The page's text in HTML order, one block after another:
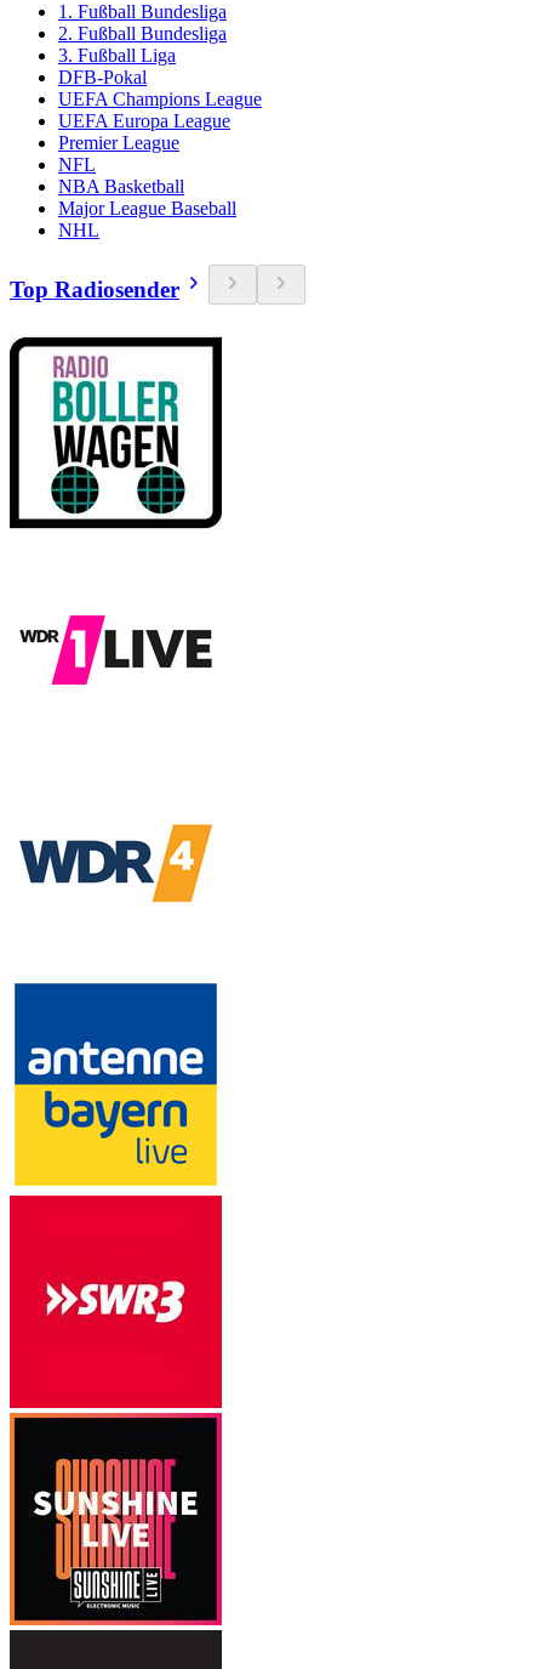
1. Fußball Bundesliga
2. Fußball Bundesliga
3. Fußball Liga
DFB-Pokal
UEFA Champions League
UEFA Europa League
Premier League
NFL
NBA Basketball
Major League Baseball
NHL
Top Radiosender